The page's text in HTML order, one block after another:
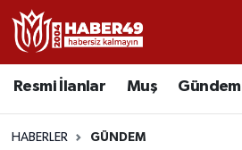
Resmi İlanlar Muş Gündem
HABERLER GÜNDEM
Resmi İlanlar
Asayiş
Uşak Nöbetçi Eczaneler
Uşak Hava Durumu